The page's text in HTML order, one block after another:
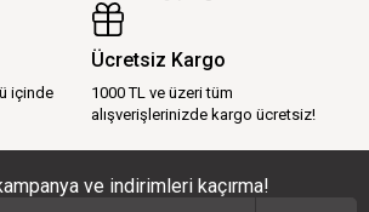
içinde
Ücretsiz Kargo
1000 TL ve üzeri tüm
alışverişlerinizde kargo ücretsiz!
ve indirimleri kaçırma!